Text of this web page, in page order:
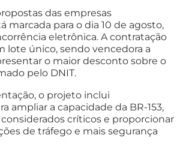
das empresas
marcada para o dia 10 de agosto,
eletrônica. A contratação
lote único, sendo vencedora a
o maior desconto sobre o
pelo DNIT.
o projeto inclui
ampliar a capacidade da BR-153,
críticos e proporcionar
de tráfego e mais segurança